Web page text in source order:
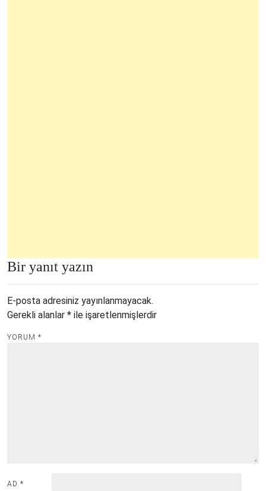
Bir yanıt yazın
E-posta adresiniz yayınlanmayacak.
Gerekli alanlar * ile işaretlenmişlerdir
YORUM *
AD *